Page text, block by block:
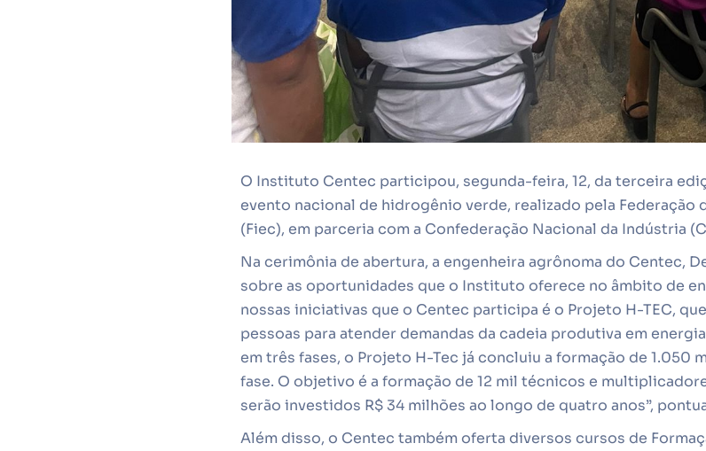
O Instituto Centec participou, segunda-feira, 12, da terceira
evento nacional de hidrogênio verde, realizado pela Federação
(Fiec), em parceria com a Confederação Nacional da Indústria
Na cerimônia de abertura, a engenheira agrônoma do Centec,
sobre as oportunidades que o Instituto oferece no âmbito de
nossas iniciativas que o Centec participa é o Projeto H-TEC,
pessoas para atender demandas da cadeia produtiva em
em três fases, o Projeto H-Tec já concluiu a formação de 1.050
fase. O objetivo é a formação de 12 mil técnicos e
serão investidos R$ 34 milhões ao longo de quatro anos”,
Além disso, o Centec também oferta diversos cursos de